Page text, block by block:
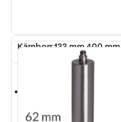
Kärnborr 122 mm 400 mm
Bosch GDB 180 WE